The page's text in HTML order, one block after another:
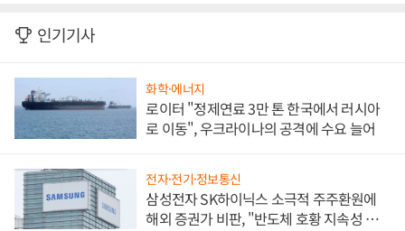
인기기사
화학·에너지
로이터 "정제연료 3만 톤 한국에서 러시아
로 이동", 우크라이나의 공격에 수요 늘어
전자·전기·정보통신
삼성전자 SK하이닉스 소극적 주주환원에
해외 증권가 비판, "반도체 호황 지속성 의